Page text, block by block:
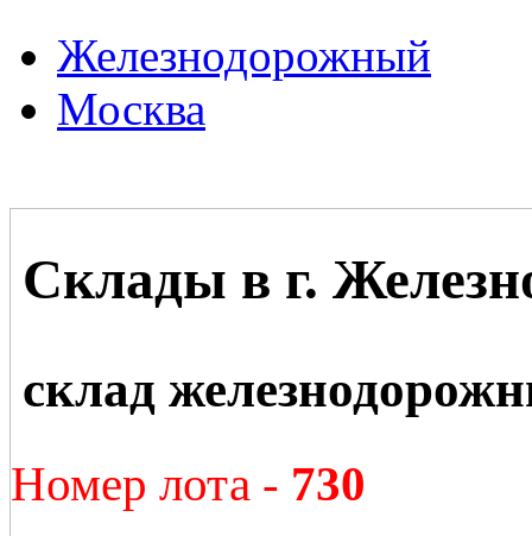
Железнодорожный
Москва
Склады в г.
склад
Номер лота - 730